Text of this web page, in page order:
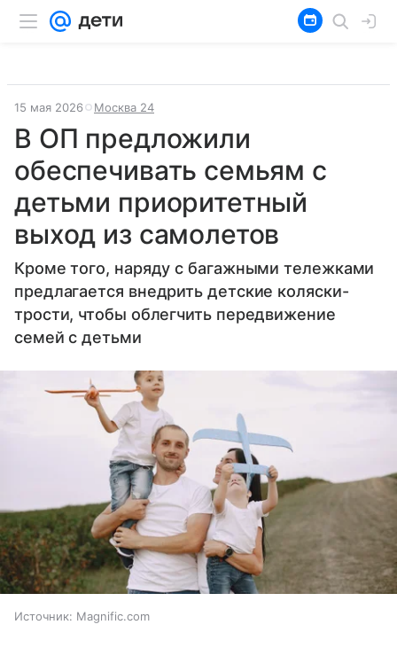
15 мая 2026 Москва 24
В ОП предложили
обеспечивать семьям с
детьми приоритетный
выход из самолетов
Кроме того, наряду с багажными тележками
предлагается внедрить детские коляски-
трости, чтобы облегчить передвижение
семей с детьми
Источник: Magnific.com